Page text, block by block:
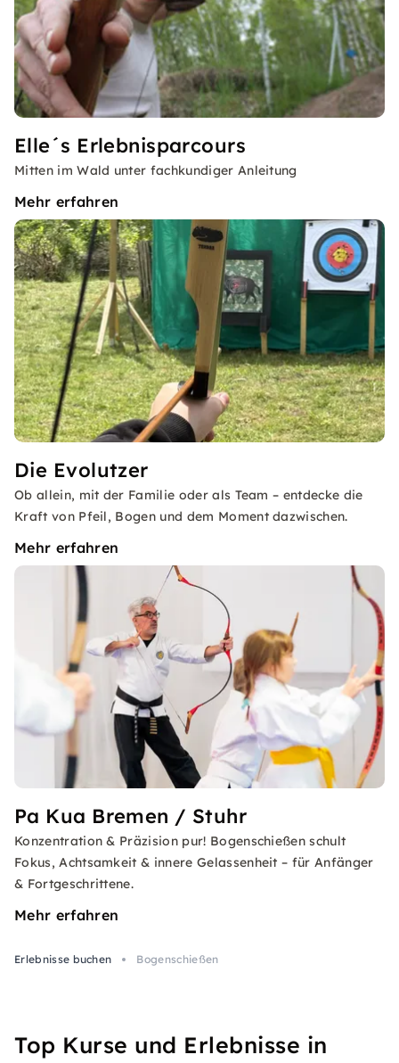
Elle´s Erlebnisparcours
Mitten im Wald unter fachkundiger Anleitung
Mehr erfahren
Die Evolutzer
Ob allein, mit der Familie oder als Team – entdecke die
Kraft von Pfeil, Bogen und dem Moment dazwischen.
Mehr erfahren
Pa Kua Bremen / Stuhr
Konzentration & Präzision pur! Bogenschießen schult
Fokus, Achtsamkeit & innere Gelassenheit – für Anfänger
& Fortgeschrittene.
Mehr erfahren
Erlebnisse buchen Bogenschießen
Top Kurse und Erlebnisse in